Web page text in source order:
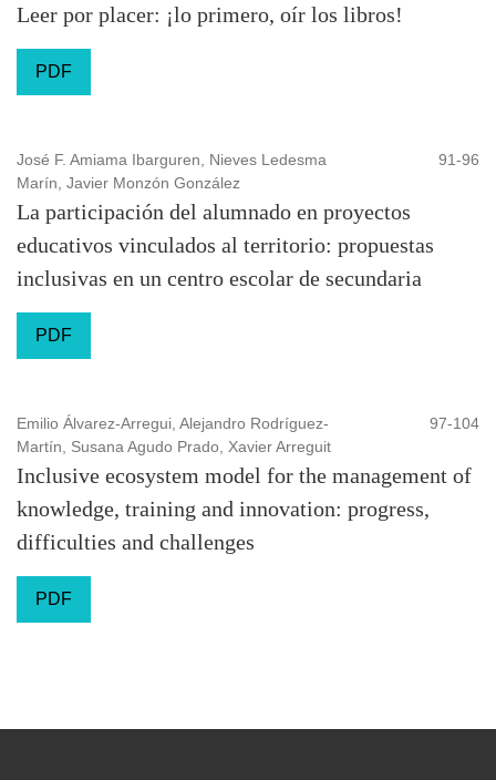
Leer por placer: ¡lo primero, oír los libros!
PDF
José F. Amiama Ibarguren, Nieves Ledesma
Marín, Javier Monzón González
91-96
La participación del alumnado en proyectos
educativos vinculados al territorio: propuestas
inclusivas en un centro escolar de secundaria
PDF
Emilio Álvarez-Arregui, Alejandro Rodríguez-
Martín, Susana Agudo Prado, Xavier Arreguit
97-104
Inclusive ecosystem model for the management of
knowledge, training and innovation: progress,
difficulties and challenges
PDF